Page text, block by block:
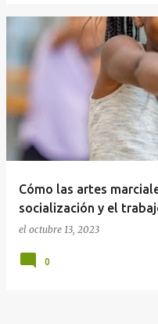
Cómo las artes
socialización y el
el octubre 13, 2023
0